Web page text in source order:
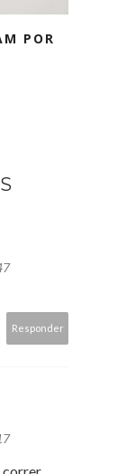
POR
Responder